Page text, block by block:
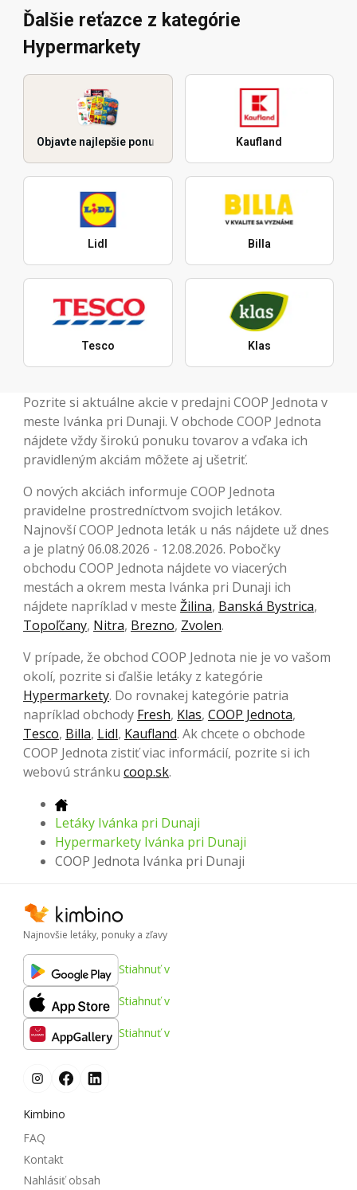
Ďalšie reťazce z kategórie
Hypermarkety
Objavte najlepšie ponuky Kaufland
Lidl Billa
Tesco Klas
Pozrite si aktuálne akcie v predajni COOP Jednota v
meste Ivánka pri Dunaji. V obchode COOP Jednota
nájdete vždy širokú ponuku tovarov a vďaka ich
pravidleným akciám môžete aj ušetriť.
O nových akciách informuje COOP Jednota
pravidelne prostredníctvom svojich letákov.
Najnovší COOP Jednota leták u nás nájdete už dnes
a je platný 06.08.2026 - 12.08.2026. Pobočky
obchodu COOP Jednota nájdete vo viacerých
mestách a okrem mesta Ivánka pri Dunaji ich
nájdete napríklad v meste Žilina, Banská Bystrica,
Topoľčany, Nitra, Brezno, Zvolen.
V prípade, že obchod COOP Jednota nie je vo vašom
okolí, pozrite si ďalšie letáky z kategórie
Hypermarkety. Do rovnakej kategórie patria
napríklad obchody Fresh, Klas, COOP Jednota,
Tesco, Billa, Lidl, Kaufland. Ak chcete o obchode
COOP Jednota zistiť viac informácií, pozrite si ich
webovú stránku coop.sk.
Letáky Ivánka pri Dunaji
Hypermarkety Ivánka pri Dunaji
COOP Jednota Ivánka pri Dunaji
Najnovšie letáky, ponuky a zľavy
Stiahnuť v
Stiahnuť v
Stiahnuť v
Kimbino
FAQ
Kontakt
Nahlásiť obsah